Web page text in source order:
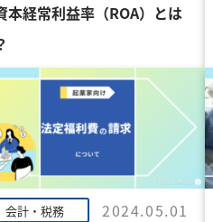
本経常利益率（ROA）とは
会計・税務
2024.05.01